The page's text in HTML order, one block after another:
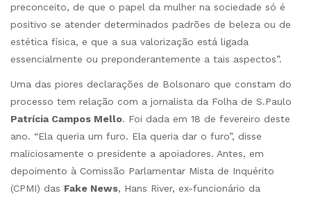
preconceito, de que o papel da mulher na sociedade só é
positivo se atender determinados padrões de beleza ou de
estética física, e que a sua valorização está ligada
essencialmente ou preponderantemente a tais aspectos”.
Uma das piores declarações de Bolsonaro que constam do
processo tem relação com a jornalista da Folha de S.Paulo
Patrícia Campos Mello. Foi dada em 18 de fevereiro deste
ano. “Ela queria um furo. Ela queria dar o furo”, disse
maliciosamente o presidente a apoiadores. Antes, em
depoimento à Comissão Parlamentar Mista de Inquérito
(CPMI) das Fake News, Hans River, ex-funcionário da